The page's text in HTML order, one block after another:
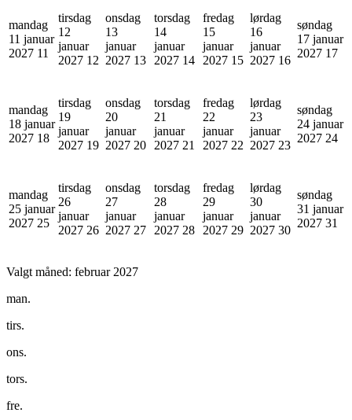
mandag
11 januar
2027 11
tirsdag
12
januar
2027 12
onsdag
13
januar
2027 13
torsdag
14
januar
2027 14
fredag
15
januar
2027 15
lørdag
16
januar
2027 16
søndag
17 januar
2027 17
mandag
18 januar
2027 18
tirsdag
19
januar
2027 19
onsdag
20
januar
2027 20
torsdag
21
januar
2027 21
fredag
22
januar
2027 22
lørdag
23
januar
2027 23
søndag
24 januar
2027 24
mandag
25 januar
2027 25
tirsdag
26
januar
2027 26
onsdag
27
januar
2027 27
torsdag
28
januar
2027 28
fredag
29
januar
2027 29
lørdag
30
januar
2027 30
søndag
31 januar
2027 31
Valgt måned: februar 2027
man.
tirs.
ons.
tors.
fre.